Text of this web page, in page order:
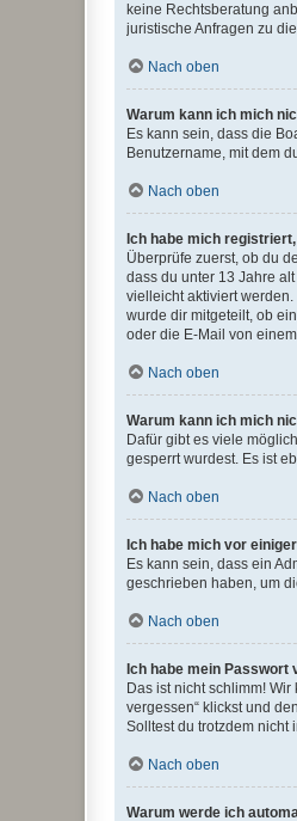
keine Rechtsberatung
juristische Anfragen zu
Nach oben
Warum kann ich mich
Es kann sein, dass die
Benutzername, mit dem
Nach oben
Ich habe mich
Überprüfe zuerst, ob du
dass du unter 13 Jahre
vielleicht aktiviert
wurde dir mitgeteilt, ob
oder die E-Mail von
Nach oben
Warum kann ich mich
Dafür gibt es viele
gesperrt wurdest. Es ist
Nach oben
Ich habe mich vor
Es kann sein, dass ein
geschrieben haben, um
Nach oben
Ich habe mein Passwort
Das ist nicht schlimm!
vergessen“ klickst und
Solltest du trotzdem nicht
Nach oben
Warum werde ich